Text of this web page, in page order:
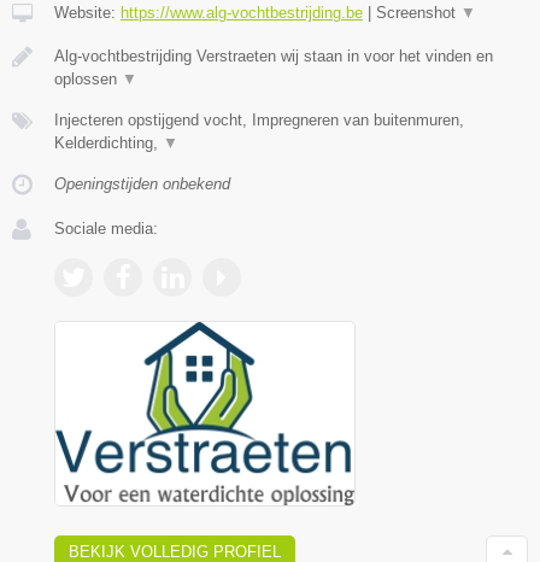
Website: https://www.alg-vochtbestrijding.be Screenshot ▼
Alg-vochtbestrijding Verstraeten wij staan in voor het vinden en
oplossen ▼
Injecteren opstijgend vocht, Impregneren van buitenmuren,
Kelderdichting, ▼
Openingstijden onbekend
Sociale media:
BEKIJK VOLLEDIG PROFIEL